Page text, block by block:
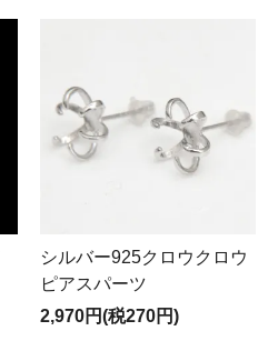
シルバー925クロウクロウ
ピアスパーツ
2,970円(税270円)